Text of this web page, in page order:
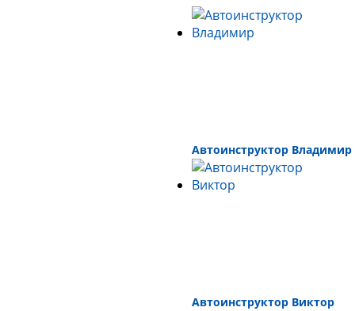
Автоинструктор Владимир
Автоинструктор Виктор